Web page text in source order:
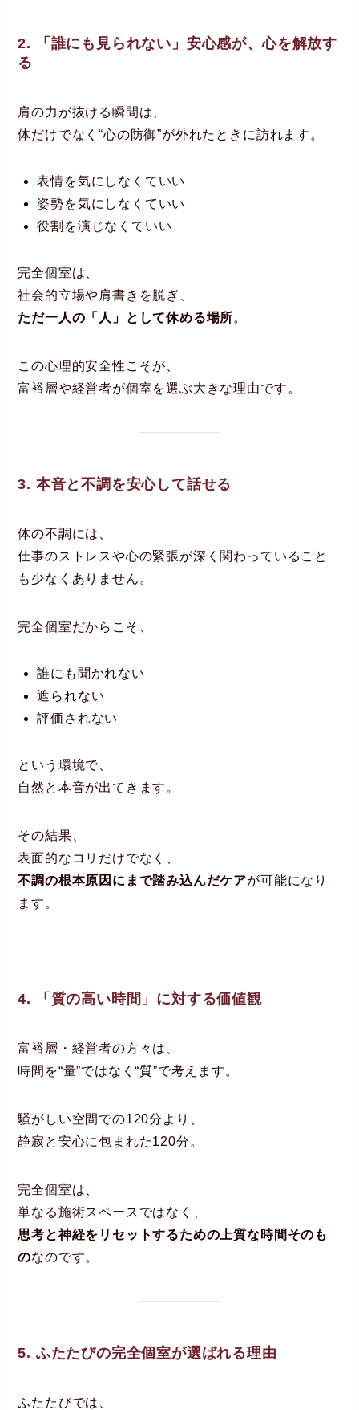
2. 「誰にも見られない」安心感が、心を解放す
る
肩の力が抜ける瞬間は、
体だけでなく“心の防御”が外れたときに訪れます。
表情を気にしなくていい
姿勢を気にしなくていい
役割を演じなくていい
完全個室は、
社会的立場や肩書きを脱ぎ、
ただ一人の「人」として休める場所。
この心理的安全性こそが、
富裕層や経営者が個室を選ぶ大きな理由です。
3. 本音と不調を安心して話せる
体の不調には、
仕事のストレスや心の緊張が深く関わっていること
も少なくありません。
完全個室だからこそ、
誰にも聞かれない
遮られない
評価されない
という環境で、
自然と本音が出てきます。
その結果、
表面的なコリだけでなく、
不調の根本原因にまで踏み込んだケアが可能になり
ます。
4. 「質の高い時間」に対する価値観
富裕層・経営者の方々は、
時間を“量”ではなく“質”で考えます。
騒がしい空間での120分より、
静寂と安心に包まれた120分。
完全個室は、
単なる施術スペースではなく、
思考と神経をリセットするための上質な時間そのも
のなのです。
5. ふたたびの完全個室が選ばれる理由
ふたたびでは、